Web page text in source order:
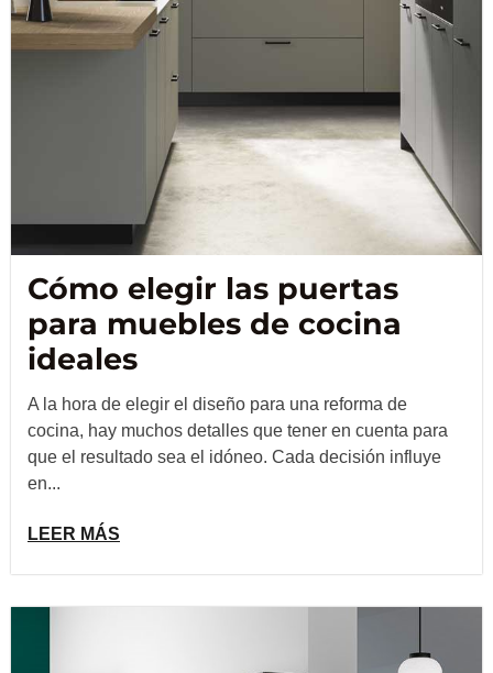
Cómo elegir las puertas
para muebles de cocina
ideales
A la hora de elegir el diseño para una reforma de
cocina, hay muchos detalles que tener en cuenta para
que el resultado sea el idóneo. Cada decisión influye
en...
LEER MÁS